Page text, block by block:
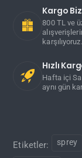
Kargo
800 TL ve
karşılıyoruz.
Hızlı
Hafta içi
aynı gün
Etiketler: sprey